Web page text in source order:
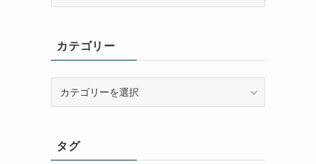
ブカテゴリー
ータグ